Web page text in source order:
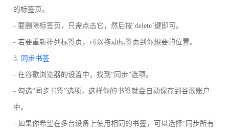
的标签页。
- 要删除标签页，只需点击它，然后按`delete`键即可。
- 若要重新排列标签页，可以拖动标签页到你想要的位置。
3. 同步书签
- 在谷歌浏览器的设置中，找到“同步”选项。
- 勾选“同步书签”选项，这样你的书签就会自动保存到谷歌账户
中。
- 如果你希望在多台设备上使用相同的书签，可以选择“同步所有